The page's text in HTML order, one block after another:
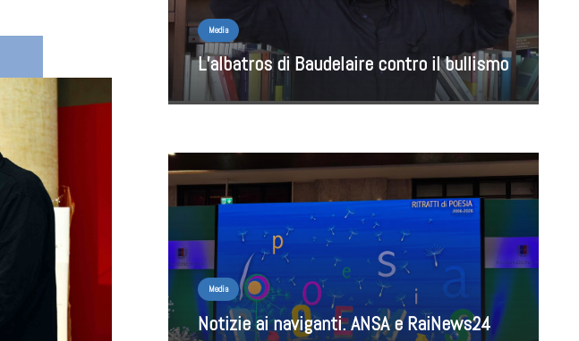
Media
L’albatros di Baudelaire contro il bullismo
Media
Notizie ai naviganti. ANSA e RaiNews24